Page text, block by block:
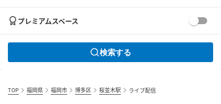
プレミアムスペース
検索する
TOP 福岡県 福岡市 博多区 桜並木駅 ライブ配信